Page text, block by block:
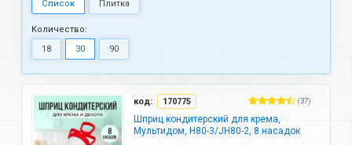
Список
Плитка
Количество:
18
30 90
код: 170775 (37)
Шприц кондитерский для крема,
Мультидом, Н80-3/JH80-2, 8 насадок